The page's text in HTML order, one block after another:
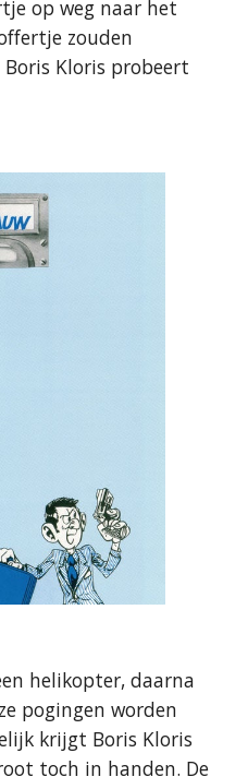
op weg naar het
zouden
Kloris probeert
helikopter, daarna
pogingen worden
krijgt Boris Kloris
toch in handen. De